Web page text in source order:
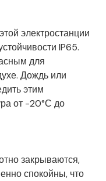
электростанции
IP65.
для
Дождь или
этим
от -20°С до
закрываются,
спокойны, что